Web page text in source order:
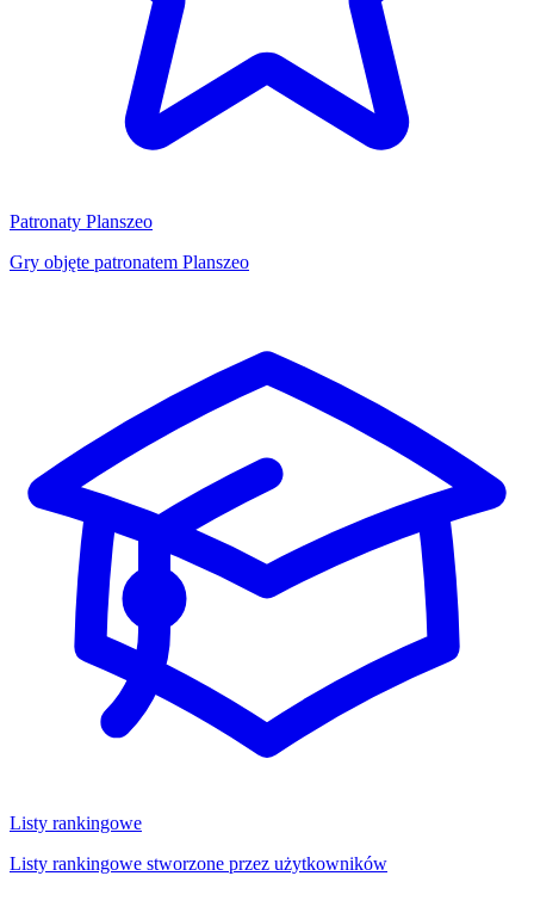
Patronaty Planszeo
Gry objęte patronatem Planszeo
Listy rankingowe
Listy rankingowe stworzone przez użytkowników